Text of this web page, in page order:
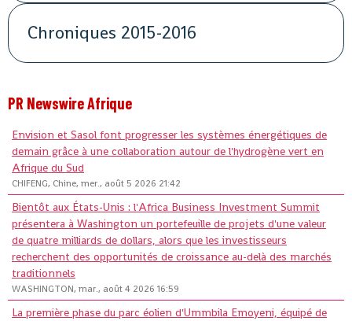
Chroniques 2015-2016
PR Newswire Afrique
Envision et Sasol font progresser les systèmes énergétiques de
demain grâce à une collaboration autour de l'hydrogène vert en
Afrique du Sud
CHIFENG, Chine, mer., août 5 2026 21:42
Bientôt aux États-Unis : l'Africa Business Investment Summit
présentera à Washington un portefeuille de projets d'une valeur
de quatre milliards de dollars, alors que les investisseurs
recherchent des opportunités de croissance au-delà des marchés
traditionnels
WASHINGTON, mar., août 4 2026 16:59
La première phase du parc éolien d'Ummbila Emoyeni, équipé de